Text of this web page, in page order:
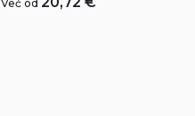
Već od